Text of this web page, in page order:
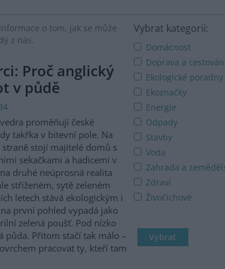
Vybrat kategorii:
Domácnost
Doprava a
Ekologické poradny
Ekoznačky
Energie
Odpady
Stavby
Voda
Zahrada a
Zdraví
Živočichové
o tom, jak se může
z nás.
Proč anglický
v půdě
proměňují české
takřka v bitevní pole. Na
straně stojí majitelé domů s
sekačkami a hadicemi v
druhé neúprosná realita
střiženém, sytě zeleném
letech stává ekologickým i
první pohled vypadá jako
zelená poušť. Pod nízko
půda. Přitom stačí tak málo –
pracovat ty, kteří tam